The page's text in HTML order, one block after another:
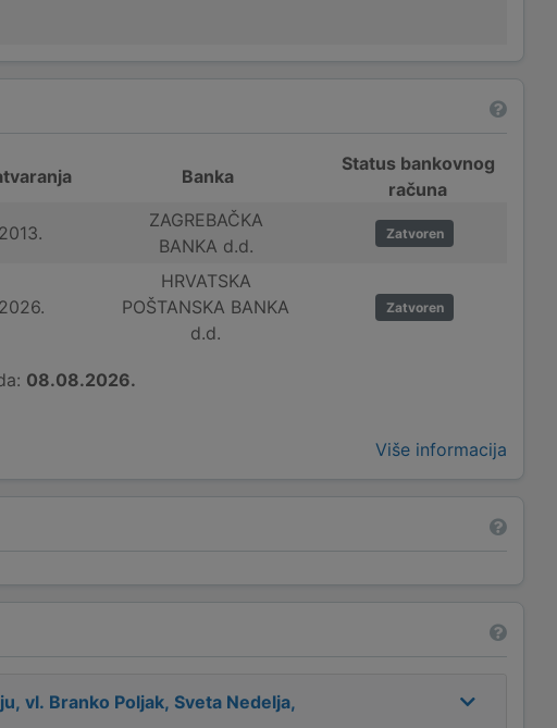
Banka
Status bankovnog
računa
ZAGREBAČKA
BANKA d.d.
Zatvoren
HRVATSKA
POŠTANSKA BANKA
d.d.
Zatvoren
08.08.2026.
Više informacija
vl. Branko Poljak, Sveta Nedelja,